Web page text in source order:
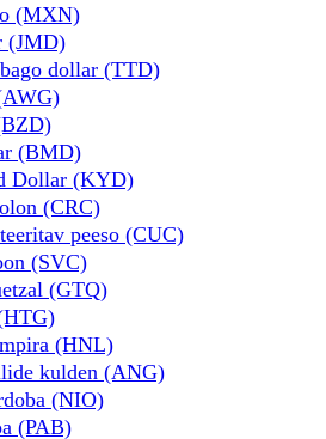
(MXN)
(JMD)
dollar (TTD)
(BMD)
Dollar (KYD)
(CRC)
peeso (CUC)
(SVC)
(GTQ)
(HNL)
kulden (ANG)
(NIO)
(PAB)